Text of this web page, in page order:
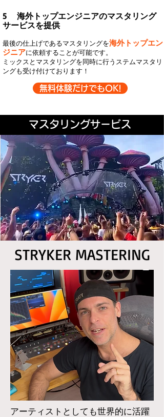
5 海外トップエンジニアのマスタリング
サービスを提供
​最後の仕上げであるマスタリングを海外トップエン
ジニアに依頼することが可能です。
ミックスとマスタリングを同時に行うステムマスタリ
ングも受け付けております！
無料体験だけでもOK!
マスタリングサービス
STRYKER MASTERING
​アーティストとしても世界的に活躍